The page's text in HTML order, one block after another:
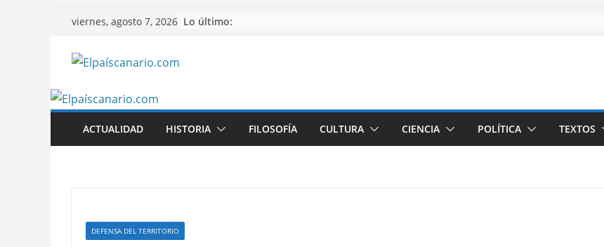
Saltar
contenido
viernes, agosto 7, 2026 Lo último:
ACTUALIDAD HISTORIA FILOSOFÍA CULTURA CIENCIA POLÍTICA TEXTOS
DEFENSA DEL TERRITORIO